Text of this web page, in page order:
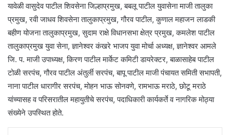
यावेळी वासुदेव पाटील शिवसेना जिल्हाप्रमुख, बबलू पाटील युवासेना माजी तालुका
प्रमुख, रवी जाधव शिवसेना तालुकाप्रमुख, गौरव पाटील, कुणाल महाजन लाडकी
बहीण योजना तालुकाप्रमुख, सुदाम राक्षे विधानसभा क्षेत्र प्रमुख, कमलेश पाटील
तालुकाप्रमुख युवा सेना, ज्ञानेश्वर कंखरे भाजप युवा मोर्चा अध्यक्ष, ज्ञानेश्वर आमले
जि. प. माजी उपाध्यक्ष, किरण पाटील मार्केट कमिटी डायरेक्टर, बाळासाहेब पाटील
टोळी सरपंच, गौरव पाटील अंतुर्ली सरपंच, बापू पाटील माजी पंचायत समिती सभापती,
नाना पाटील धारागीर सरपंच, मोहन भाऊ सोनवणे, रामभाऊ मराठे, छोटू मराठे
यांच्यासह व परिसरातील महायुतीचे सरपंच, पदाधिकारी कार्यकर्ते व नागरिक मोठ्या
संख्येने उपस्थित होते.